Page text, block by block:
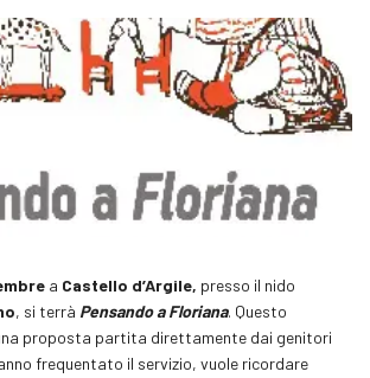
a Castello d’Argile, presso il nido
, si terrà Pensando a Floriana. Questo
proposta partita direttamente dai genitori
frequentato il servizio, vuole ricordare